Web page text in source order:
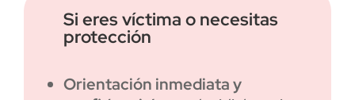
Si eres víctima o necesitas
protección
Orientación inmediata y